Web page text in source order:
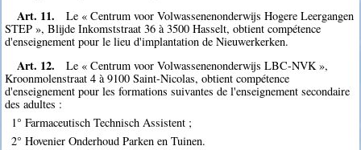
Art. 11.
Le « Centrum voor Volwassenenonderwijs Hogere Leergangen
STEP », Blijde Inkomststraat 36 à 3500 Hasselt, obtient compétence
d'enseignement pour le lieu d'implantation de Nieuwerkerken.
Art. 12.
Le « Centrum voor Volwassenenonderwijs LBC-NVK »,
Kroonmolenstraat 4 à 9100 Saint-Nicolas, obtient compétence
d'enseignement pour les formations suivantes de l'enseignement secondaire
des adultes :
1° Farmaceutisch Technisch Assistent ;
2° Hovenier Onderhoud Parken en Tuinen.